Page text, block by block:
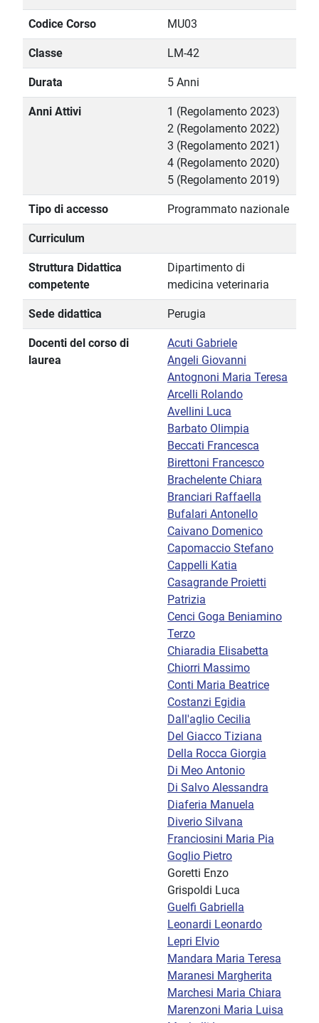
Codice Corso MU03
Classe LM-42
Durata 5 Anni
Anni Attivi
1 (Regolamento 2023)
2 (Regolamento 2022)
3 (Regolamento 2021)
4 (Regolamento 2020)
5 (Regolamento 2019)
Tipo di accesso Programmato nazionale
Curriculum
Struttura Didattica
competente
Dipartimento di
medicina veterinaria
Sede didattica Perugia
Docenti del corso di
laurea
Acuti Gabriele
Angeli Giovanni
Antognoni Maria Teresa
Arcelli Rolando
Avellini Luca
Barbato Olimpia
Beccati Francesca
Birettoni Francesco
Brachelente Chiara
Branciari Raffaella
Bufalari Antonello
Caivano Domenico
Capomaccio Stefano
Cappelli Katia
Casagrande Proietti
Patrizia
Cenci Goga Beniamino
Terzo
Chiaradia Elisabetta
Chiorri Massimo
Conti Maria Beatrice
Costanzi Egidia
Dall'aglio Cecilia
Del Giacco Tiziana
Della Rocca Giorgia
Di Meo Antonio
Di Salvo Alessandra
Diaferia Manuela
Diverio Silvana
Franciosini Maria Pia
Goglio Pietro
Goretti Enzo
Grispoldi Luca
Guelfi Gabriella
Leonardi Leonardo
Lepri Elvio
Mandara Maria Teresa
Maranesi Margherita
Marchesi Maria Chiara
Marenzoni Maria Luisa